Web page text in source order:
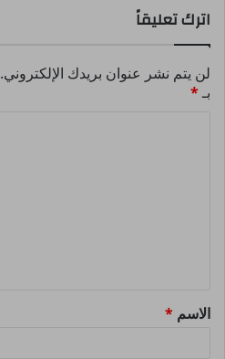
اترك تعليقاً
لن يتم نشر عنوان بريدك الإلكتروني.
بـ*
*
الاسم *